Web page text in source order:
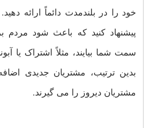
خود را در بلندمدت دائماً ارائه
پیشنهاد کنید که باعث شود مردم
سمت شما بیایند، مثلاً اشتراک یا
بدین ترتیب، مشتریان جدیدی
مشتریان دیروز را می گیرند.